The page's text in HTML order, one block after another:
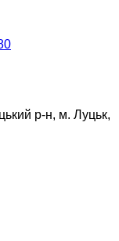
р-н, м. Луцьк,